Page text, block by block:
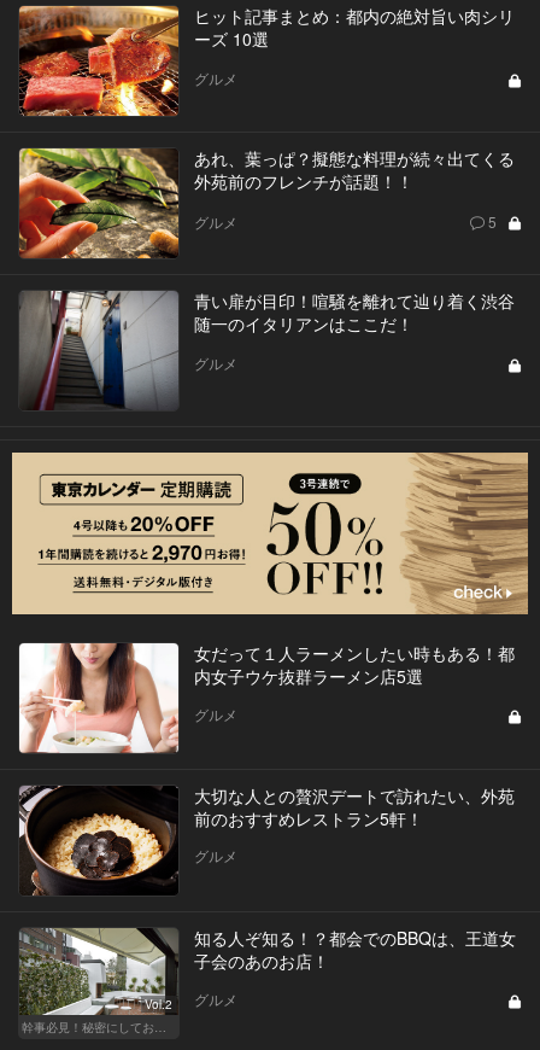
ヒット記事まとめ：都内の絶対旨い肉シリ
ーズ 10選
グルメ
あれ、葉っぱ？擬態な料理が続々出てくる
外苑前のフレンチが話題！！
グルメ 5
青い扉が目印！喧騒を離れて辿り着く渋谷
随一のイタリアンはここだ！
グルメ
女だって１人ラーメンしたい時もある！都
内女子ウケ抜群ラーメン店5選
グルメ
大切な人との贅沢デートで訪れたい、外苑
前のおすすめレストラン5軒！
グルメ
Vol.2
幹事必見！秘密にしておきたい都内BBQ
知る人ぞ知る！？都会でのBBQは、王道女
子会のあのお店！
グルメ